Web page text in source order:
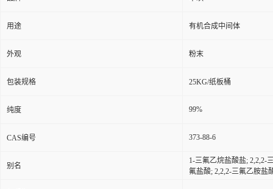
用途 有机合成中间体
外观 粉末
包装规格 25KG/纸板桶
纯度 99%
CAS编号 373-88-6
别名
1-三氟乙烷盐酸盐; 2,2,2-
氟盐酸; 2,2,2-三氟乙胺盐